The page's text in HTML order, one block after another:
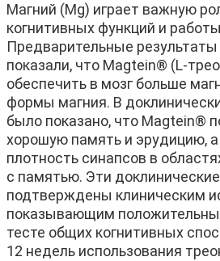
Магний (Mg) играет важную
когнитивных функций и
Предварительные
показали, что Magtein® (L-
обеспечить в мозг больше
формы магния. В
было показано, что Magtein®
хорошую память и эрудицию,
плотность синапсов в
с памятью. Эти
подтверждены клиническим
показывающим
тесте общих когнитивных
12 недель использования